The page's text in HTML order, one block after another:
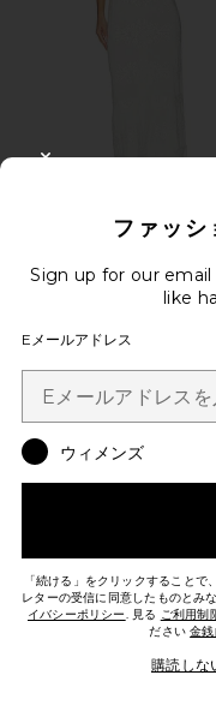
ALIGNE
Favorite
ファッ
Sign up for our
like
Eメールアドレス
ウィメンズ
「続ける」をクリックすること
レターの受信に同意したものとみ
イバシーポリシー. 見る ご利用制
ださい金
購読しな